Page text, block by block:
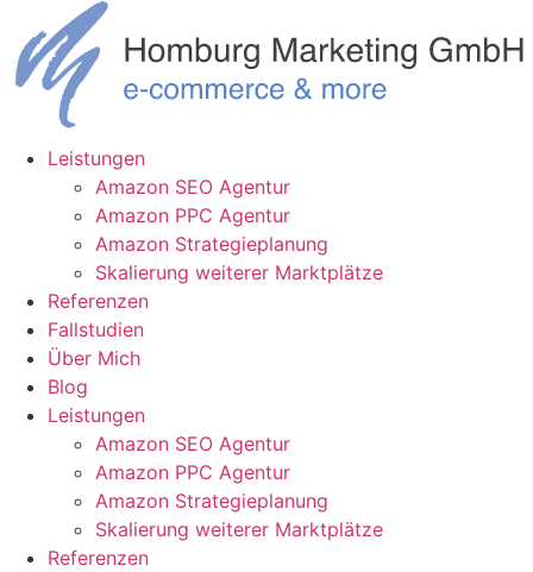
Inhalt
springen
Leistungen
Amazon SEO Agentur
Amazon PPC Agentur
Amazon Strategieplanung
Skalierung weiterer Marktplätze
Referenzen
Fallstudien
Über Mich
Blog
Leistungen
Amazon SEO Agentur
Amazon PPC Agentur
Amazon Strategieplanung
Skalierung weiterer Marktplätze
Referenzen